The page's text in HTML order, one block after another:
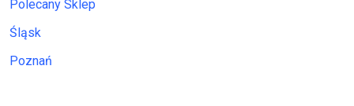
Polecany Sklep
Śląsk
Poznań